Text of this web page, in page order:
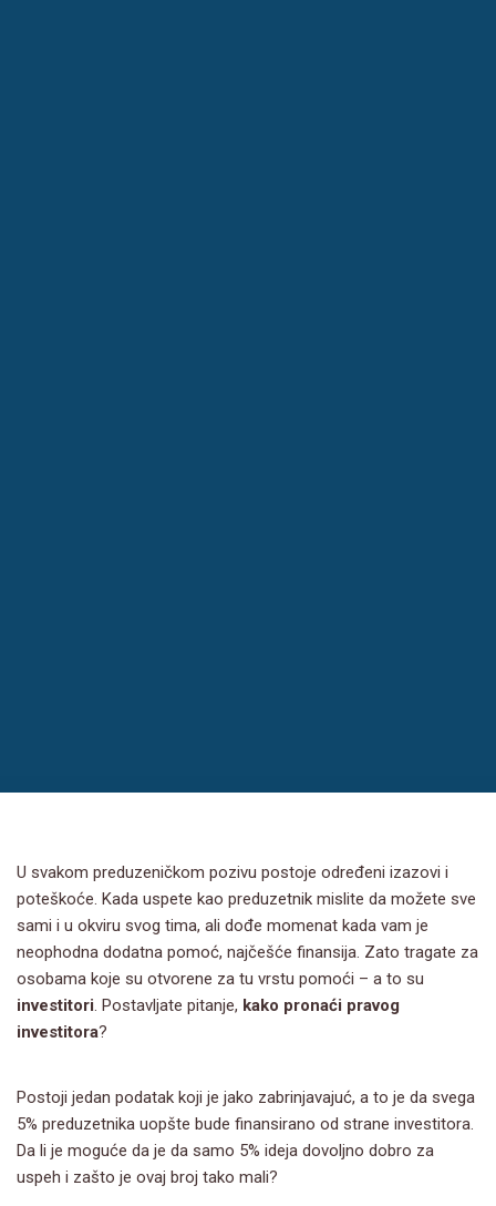
U svakom preduzeničkom pozivu postoje određeni izazovi i
poteškoće. Kada uspete kao preduzetnik mislite da možete sve
sami i u okviru svog tima, ali dođe momenat kada vam je
neophodna dodatna pomoć, najčešće finansija. Zato tragate za
osobama koje su otvorene za tu vrstu pomoći – a to su
investitori. Postavljate pitanje, kako pronaći pravog
investitora?
Postoji jedan podatak koji je jako zabrinjavajuć, a to je da svega
5% preduzetnika uopšte bude finansirano od strane investitora.
Da li je moguće da je da samo 5% ideja dovoljno dobro za
uspeh i zašto je ovaj broj tako mali?